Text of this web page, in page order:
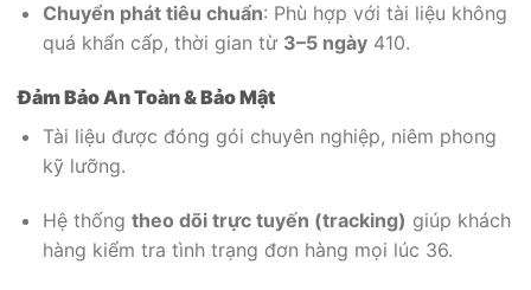
Chuyển phát tiêu chuẩn: Phù hợp với tài liệu không
quá khẩn cấp, thời gian từ 3–5 ngày 410.
Đảm Bảo An Toàn & Bảo Mật
Tài liệu được đóng gói chuyên nghiệp, niêm phong
kỹ lưỡng.
Hệ thống theo dõi trực tuyến (tracking) giúp khách
hàng kiểm tra tình trạng đơn hàng mọi lúc 36.